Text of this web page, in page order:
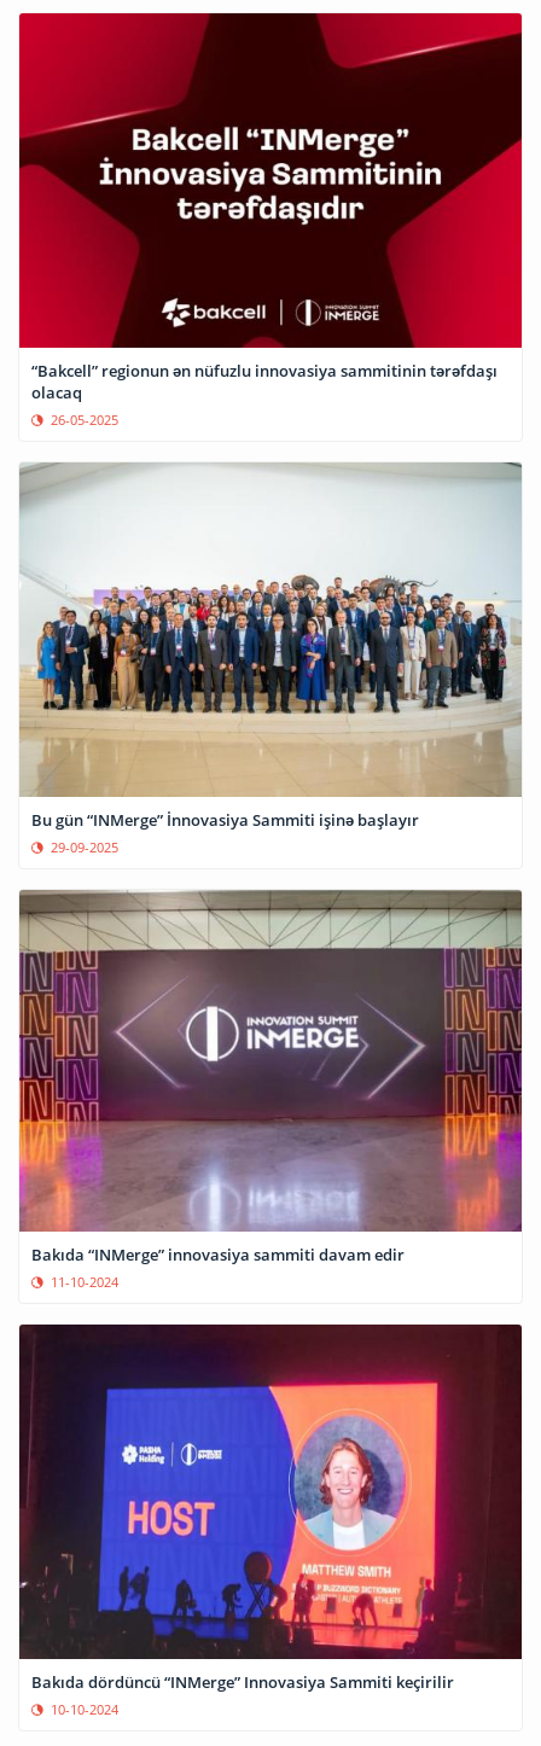
“Bakcell” regionun ən nüfuzlu innovasiya sammitinin tərəfdaşı
olacaq
26-05-2025
Bu gün “INMerge” İnnovasiya Sammiti işinə başlayır
29-09-2025
Bakıda “INMerge” innovasiya sammiti davam edir
11-10-2024
Bakıda dördüncü “INMerge” Innovasiya Sammiti keçirilir
10-10-2024